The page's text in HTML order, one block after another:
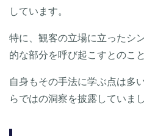
しています。
特に、観客の立場に立ったシ
的な部分を呼び起こすとのこと
自身もその手法に学ぶ点は多
らではの洞察を披露していまし